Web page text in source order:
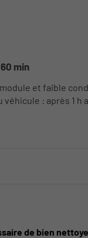
min
et faible
: après 1
de bien